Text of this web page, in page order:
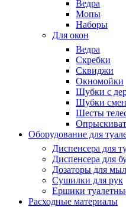
Ведра
Мопы
Наборы
Для окон
Ведра
Скребки
Сквиджи
Окномойки
Шубки с
Шубки
Шесты
Оборудование для
Диспенсера для
Диспенсера для
Дозаторы для
Сушилки для рук
Ершики
Расходные материалы